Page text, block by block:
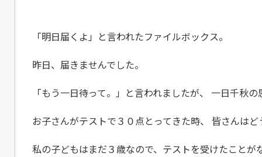
「明日届くよ」と言われたファイルボックス。
昨日、届きませんでした。
「もう一日待って。」と言われましたが、 一日千秋
お子さんがテストで３０点とってきた時、 皆さんは
私の子どもはまだ３歳なので、テストを受けたこと